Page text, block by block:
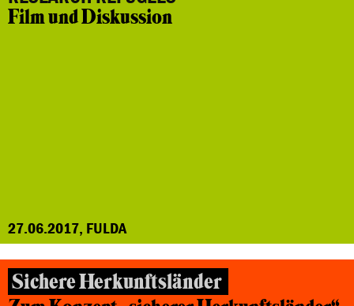
Film und Diskussion
27.06.2017, FULDA
Sichere Herkunftsländer